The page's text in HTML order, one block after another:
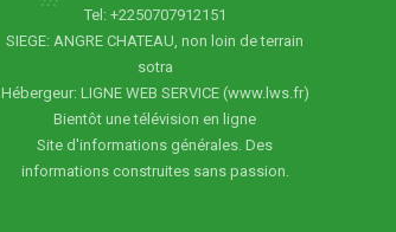
Tel: +2250707912151
SIEGE: ANGRE CHATEAU, non loin de terrain
sotra
Hébergeur: LIGNE WEB SERVICE (www.lws.fr)
Bientôt une télévision en ligne
Site d'informations générales. Des
informations construites sans passion.